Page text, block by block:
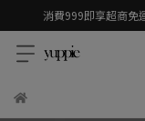
消費999即享超商免